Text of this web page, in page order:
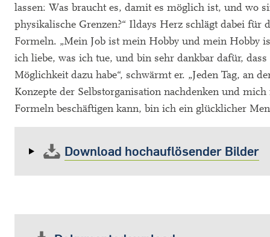
lassen: Was braucht es, damit es möglich ist, und wo
physikalische Grenzen?“ Ildays Herz schlägt dabei für
Formeln. „Mein Job ist mein Hobby und mein Hobby
ich liebe, was ich tue, und bin sehr dankbar dafür,
Möglichkeit dazu habe“, schwärmt er. „Jeden Tag, an
Konzepte der Selbstorganisation nachdenken und
Formeln beschäftigen kann, bin ich ein glücklicher
Download hochauflösender Bilder